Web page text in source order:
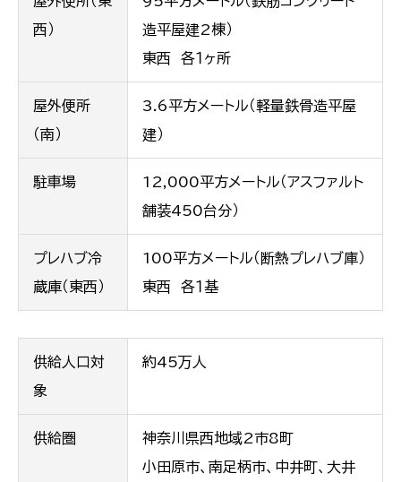
西）
造平屋建2棟）
東西 各１ヶ所
屋外便所
（南）
3.6平方メートル（軽量鉄骨造平屋
建）
駐車場
12,000平方メートル（アスファルト
舗装450台分）
プレハブ冷
蔵庫（東西）
100平方メートル（断熱プレハブ庫）
東西 各１基
供給人口対
象
約45万人
供給圏
神奈川県西地域2市8町
小田原市、南足柄市、中井町、大井